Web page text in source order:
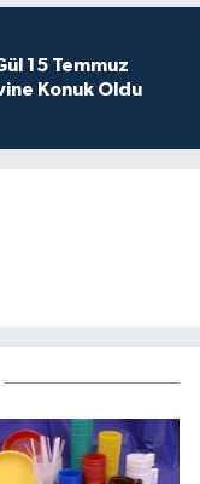
15 Temmuz
Konuk Oldu